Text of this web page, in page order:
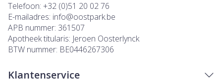
Telefoon: +32 (0)51 20 02 76
E-mailadres: info@oostpark.be
APB nummer: 361507
Apotheek titularis: Jeroen Oosterlynck
BTW nummer: BE0446267306
Klantenservice